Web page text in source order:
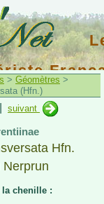
> Géomètres >
(Hfn.)
suivant
Hfn.
Nerprun
la chenille :